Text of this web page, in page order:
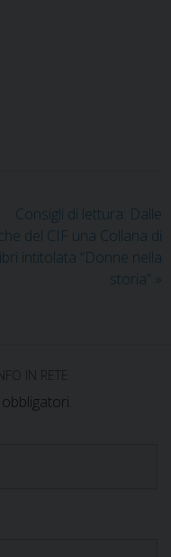
Consigli di lettura: Dalle
del CIF una Collana di
intitolata “Donne nella
storia” »
IN RETE